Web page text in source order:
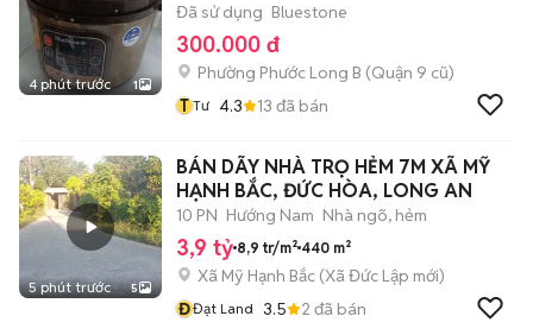
4 phút trước 1
Đã sử dụng Bluestone
300.000 đ
Phường Phước Long B (Quận 9 cũ)
T Tư 4.3 13 đã bán
5 phút trước 5
BÁN DÃY NHÀ TRỌ HẺM 7M XÃ MỸ
HẠNH BẮC, ĐỨC HÒA, LONG AN
10 PN Hướng Nam Nhà ngõ, hẻm
3,9 tỷ 8,9 tr/m² 440 m²
Xã Mỹ Hạnh Bắc (Xã Đức Lập mới)
ĐĐạt Land 3.5 2 đã bán